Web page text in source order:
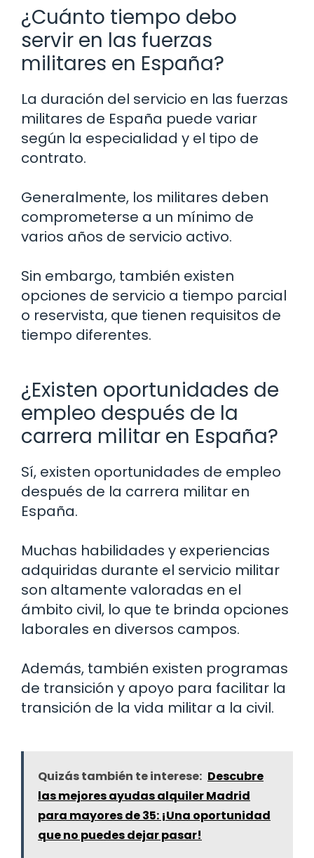
¿Cuánto tiempo debo
servir en las fuerzas
militares en España?
La duración del servicio en las fuerzas
militares de España puede variar
según la especialidad y el tipo de
contrato.
Generalmente, los militares deben
comprometerse a un mínimo de
varios años de servicio activo.
Sin embargo, también existen
opciones de servicio a tiempo parcial
o reservista, que tienen requisitos de
tiempo diferentes.
¿Existen oportunidades de
empleo después de la
carrera militar en España?
Sí, existen oportunidades de empleo
después de la carrera militar en
España.
Muchas habilidades y experiencias
adquiridas durante el servicio militar
son altamente valoradas en el
ámbito civil, lo que te brinda opciones
laborales en diversos campos.
Además, también existen programas
de transición y apoyo para facilitar la
transición de la vida militar a la civil.
Quizás también te interese: Descubre
las mejores ayudas alquiler Madrid
para mayores de 35: ¡Una oportunidad
que no puedes dejar pasar!